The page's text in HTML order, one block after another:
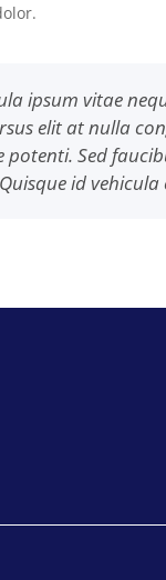
ipsum vitae
elit at nulla
potenti. Sed
id vehicula